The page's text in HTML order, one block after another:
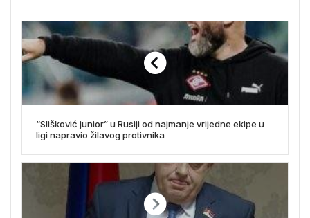
“Slišković junior” u Rusiji od najmanje vrijedne ekipe u
ligi napravio žilavog protivnika